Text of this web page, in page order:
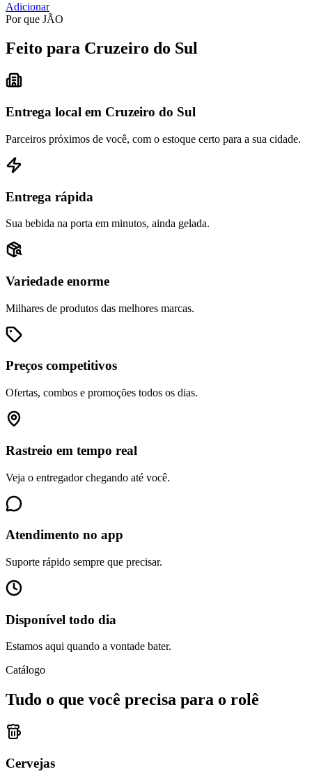
Adicionar
Por que JÃO
Feito para Cruzeiro do Sul
Entrega local em Cruzeiro do Sul
Parceiros próximos de você, com o estoque certo para a sua cidade.
Entrega rápida
Sua bebida na porta em minutos, ainda gelada.
Variedade enorme
Milhares de produtos das melhores marcas.
Preços competitivos
Ofertas, combos e promoções todos os dias.
Rastreio em tempo real
Veja o entregador chegando até você.
Atendimento no app
Suporte rápido sempre que precisar.
Disponível todo dia
Estamos aqui quando a vontade bater.
Catálogo
Tudo o que você precisa para o rolê
Cervejas